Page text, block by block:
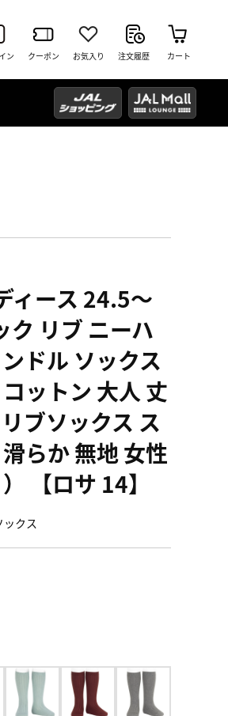
ン クーポン お気入り 注文履歴 カート
ィース 24.5～
リブ ニーハ
ドル ソックス
ットン 大人 丈
ブソックス ス
らか 無地 女性
【ロサ 14】
ックス